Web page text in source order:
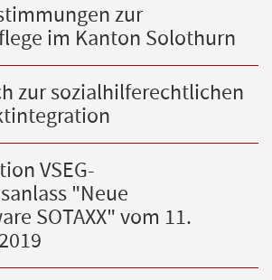
zur
im Kanton Solothurn
zur sozialhilferechtlichen
VSEG-
"Neue
SOTAXX" vom 11.